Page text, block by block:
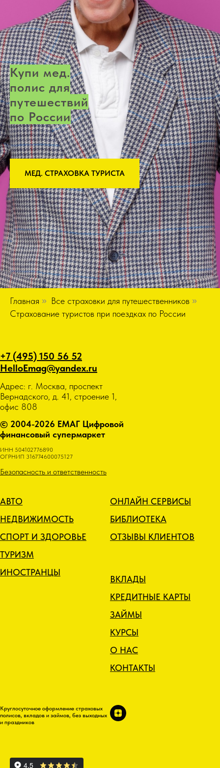
Купи мед.
полис для
путешествий
по России
МЕД. СТРАХОВКА ТУРИСТА
Главная » Все страховки для путешественников »
Страхование туристов при поездках по России
+7 (495) 150 56 52
HelloEmag@yandex.ru
Адрес: г. Москва, проспект
Вернадского, д. 41, строение 1,
офис 808
© 2004-2026 ЕМАГ Цифровой
финансовый супермаркет
ИНН 504102776890
ОГРНИП 316774600075127
Безопасность и ответственность
АВТО
НЕДВИЖИМОСТЬ
СПОРТ И ЗДОРОВЬЕ
ТУРИЗМ
ИНОСТРАНЦЫ
ОНЛАЙН СЕРВИСЫ
БИБЛИОТЕКА
ОТЗЫВЫ КЛИЕНТОВ
ВКЛАДЫ
КРЕДИТНЫЕ КАРТЫ
ЗАЙМЫ
КУРСЫ
О НАС
КОНТАКТЫ
Круглосуточное оформление страховых
полисов, вкладов и займов, без выходных
и праздников